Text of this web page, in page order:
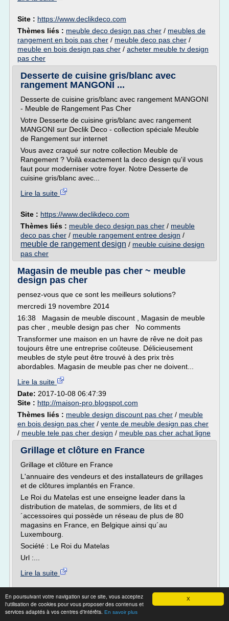
X
En poursuivant votre navigation sur ce site, vous acceptez
l'utilisation de cookies pour vous proposer des contenus et
services adaptés à vos centres d'intérêts. En savoir plus
Site : https://www.declikdeco.com
Thèmes liés : meuble deco design pas cher / meubles de
rangement en bois pas cher / meuble deco pas cher /
meuble en bois design pas cher / acheter meuble tv design
pas cher
Desserte de cuisine gris/blanc avec
rangement MANGONI ...
Desserte de cuisine gris/blanc avec rangement MANGONI
- Meuble de Rangement Pas Cher
Votre Desserte de cuisine gris/blanc avec rangement
MANGONI sur Declik Deco - collection spéciale Meuble
de Rangement sur internet
Vous avez craqué sur notre collection Meuble de
Rangement ? Voilà exactement la deco design qu'il vous
faut pour moderniser votre foyer. Notre Desserte de
cuisine gris/blanc avec...
Lire la suite
Site : https://www.declikdeco.com
Thèmes liés : meuble deco design pas cher / meuble
deco pas cher / meuble rangement entree design /
meuble de rangement design / meuble cuisine design
pas cher
Magasin de meuble pas cher ~ meuble
design pas cher
pensez-vous que ce sont les meilleurs solutions?
mercredi 19 novembre 2014
16:38 Magasin de meuble discount , Magasin de meuble
pas cher , meuble design pas cher No comments
Transformer une maison en un havre de rêve ne doit pas
toujours être une entreprise coûteuse. Délicieusement
meubles de style peut être trouvé à des prix très
abordables. Magasin de meuble pas cher ne doivent...
Lire la suite
Date: 2017-10-08 06:47:39
Site : http://maison-pro.blogspot.com
Thèmes liés : meuble design discount pas cher / meuble
en bois design pas cher / vente de meuble design pas cher
/ meuble tele pas cher design / meuble pas cher achat ligne
Grillage et clôture en France
Grillage et clôture en France
L'annuaire des vendeurs et des installateurs de grillages
et de clôtures implantés en France.
Le Roi du Matelas est une enseigne leader dans la
distribution de matelas, de sommiers, de lits et d
´accessoires qui possède un réseau de plus de 80
magasins en France, en Belgique ainsi qu´au
Luxembourg.
Société : Le Roi du Matelas
Url :...
Lire la suite
Site :http://www.grillage-et-cloture.com
Thèmes liés :housse matelas canape lit/
canape lit clic clac
haut de gamme/matelas canape lit sur mesure